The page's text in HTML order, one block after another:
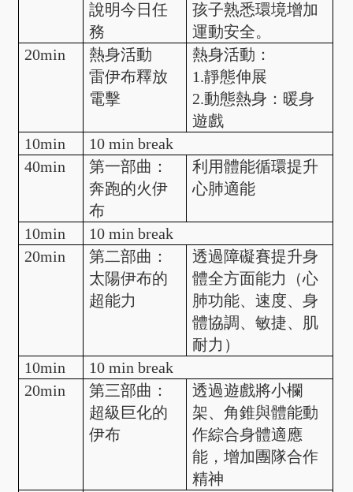
說明今日任
務
孩子熟悉環境增加
運動安全。
20min
熱身活動
雷伊布釋放
電擊
熱身活動：
1.靜態伸展
2.動態熱身：暖身
遊戲
10min
10 min break
40min
第一部曲：
奔跑的火伊
布
利用體能循環提升
心肺適能
10min
10 min break
20min
第二部曲：
太陽伊布的
超能力
透過障礙賽提升身
體全方面能力（心
肺功能、速度、身
體協調、敏捷、肌
耐力）
10min
10 min break
20min
第三部曲：
超級巨化的
伊布
透過遊戲將小欄
架、角錐與體能動
作綜合身體適應
能，增加團隊合作
精神